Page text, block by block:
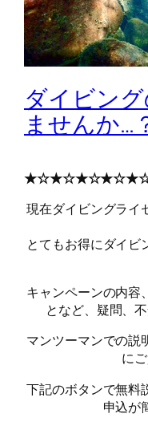
ダイビン
ませんか…
現在ダイビングライ
とてもお得にダイビ
キャンペーンの内容
となど、疑問、
マンツーマンでの説
に
下記のボタンで無料
申込が